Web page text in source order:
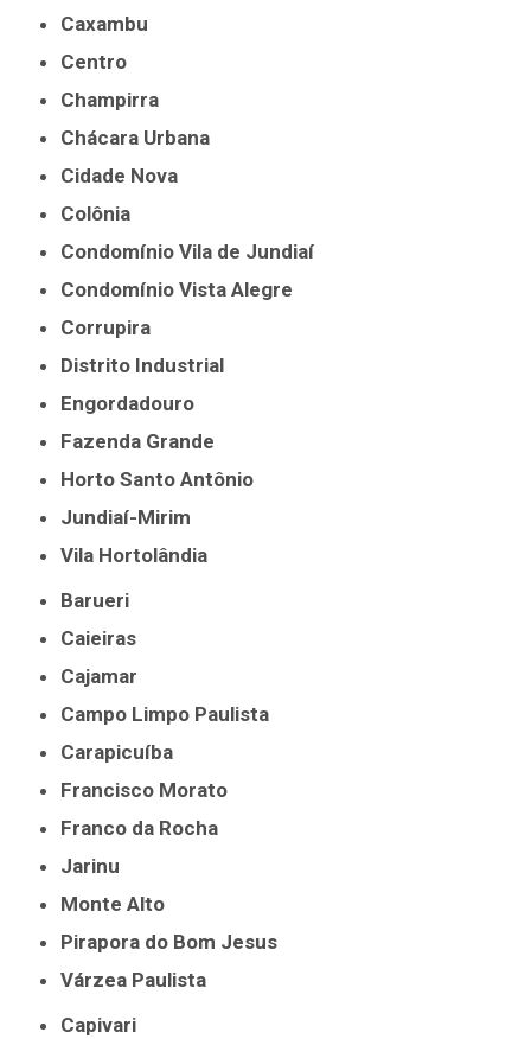
Caxambu
Centro
Champirra
Chácara Urbana
Cidade Nova
Colônia
Condomínio Vila de Jundiaí
Condomínio Vista Alegre
Corrupira
Distrito Industrial
Engordadouro
Fazenda Grande
Horto Santo Antônio
Jundiaí-Mirim
Vila Hortolândia
Barueri
Caieiras
Cajamar
Campo Limpo Paulista
Carapicuíba
Francisco Morato
Franco da Rocha
Jarinu
Monte Alto
Pirapora do Bom Jesus
Várzea Paulista
Capivari